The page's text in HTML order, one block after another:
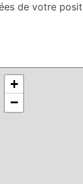
de votre
+
−